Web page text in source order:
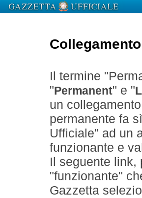
Il termine
" Permanent" e "
un
permanente fa
Ufficiale" ad un
funzionante e
Il seguente link,
"funzionante"
Gazzetta